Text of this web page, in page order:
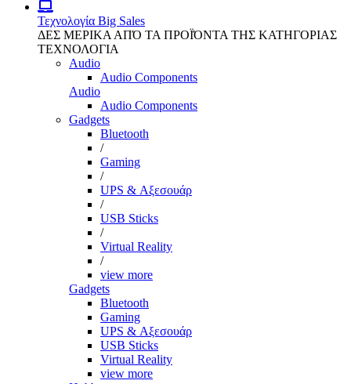
Τεχνολογία Big Sales
ΔΕΣ ΜΕΡΙΚΑ ΑΠΌ ΤΑ ΠΡΟΪΌΝΤΑ ΤΗΣ ΚΑΤΗΓΟΡΙΑΣ
ΤΕΧΝΟΛΟΓΙΑ
Audio
Audio Components
Audio
Audio Components
Gadgets
Bluetooth
/
Gaming
/
UPS & Αξεσουάρ
/
USB Sticks
/
Virtual Reality
/
view more
Gadgets
Bluetooth
Gaming
UPS & Αξεσουάρ
USB Sticks
Virtual Reality
view more